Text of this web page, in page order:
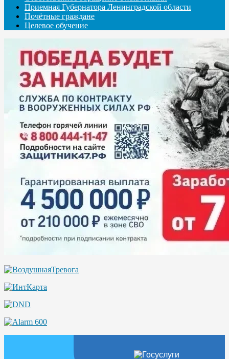
Приемная Губернатора Ленинградской области
Почётные граждане
Целевое обучение